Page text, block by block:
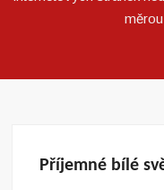
Příjemné bílé